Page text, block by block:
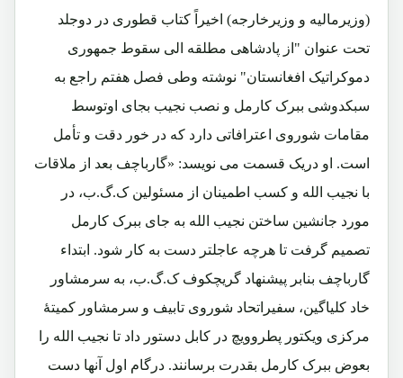
(وزیرمالیه و وزیرخارجه) اخیراً کتاب قطوری در دوجلد
تحت عنوان "از پادشاهی مطلقه الی سقوط جمهوری
دموکراتیک افغانستان" نوشته وطی فصل هفتم راجع به
سبکدوشی ببرک کارمل و نصب نجیب بجای اوتوسط
مقامات شوروی اعترافاتی دارد که در خور دقت و تأمل
است. او دریک قسمت می نویسد: «گارباچف بعد از ملاقات
با نجیب الله و کسب اطمینان از مسئولین ک.گ.ب، در
مورد جانشین ساختن نجیب الله به جای ببرک کارمل
تصمیم گرفت تا هرچه عاجلتر دست به کار شود. ابتداء
گارباچف بنابر پیشنهاد گریچکوف ک.گ.ب، به سرمشاور
خاد کلیاگین، سفیراتحاد شوروی تابیف و سرمشاور کمیتۀ
مرکزی ویکتور پطروویچ در کابل دستور داد تا نجیب الله را
بعوض ببرک کارمل بقدرت برسانند. درگام اول آنها دست